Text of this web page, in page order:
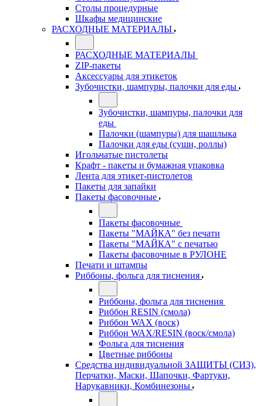
Столы процедурные
Шкафы медицинские
РАСХОДНЫЕ МАТЕРИАЛЫ
РАСХОДНЫЕ МАТЕРИАЛЫ
ZIP-пакеты
Аксессуары для этикеток
Зубочистки, шампуры, палочки для еды
Зубочистки, шампуры, палочки для
еды
Палочки (шампуры) для шашлыка
Палочки для еды (суши, роллы)
Игольчатые пистолеты
Крафт - пакеты и бумажная упаковка
Лента для этикет-пистолетов
Пакеты для запайки
Пакеты фасовочные
Пакеты фасовочные
Пакеты "МАЙКА" без печати
Пакеты "МАЙКА" с печатью
Пакеты фасовочные в РУЛОНЕ
Печати и штампы
Риббоны, фольга для тиснения
Риббоны, фольга для тиснения
Риббон RESIN (смола)
Риббон WAX (воск)
Риббон WAX/RESIN (воск/смола)
Фольга для тиснения
Цветные риббоны
Средства индивидуальной ЗАЩИТЫ (СИЗ),
Перчатки, Маски, Шапочки, Фартуки,
Нарукавники, Комбинезоны